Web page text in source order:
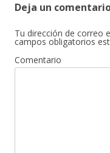
Deja un
Tu dirección de correo
campos obligatorios
Comentario